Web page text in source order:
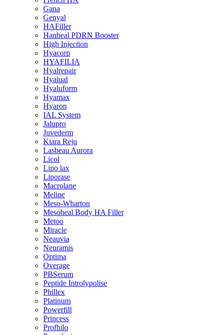
Gana
Genyal
HAFiller
Hanheal PDRN Booster
High Injection
Hyacorp
HYAFILIA
Hyalrepair
Hyalual
Hyaluform
Hyamax
Hyaron
IAL System
Jalupro
Juvederm
Kiara Reju
Lasbeau Aurora
Licol
Lipo lax
Liporase
Macrolane
Meline
Meso-Wharton
Mesoheal Body HA Filler
Metoo
Miracle
Neauvia
Neuramis
Optima
Overage
PBSerum
Peptide Introlypolise
Phillex
Platinum
Powerfill
Princess
Profhilo